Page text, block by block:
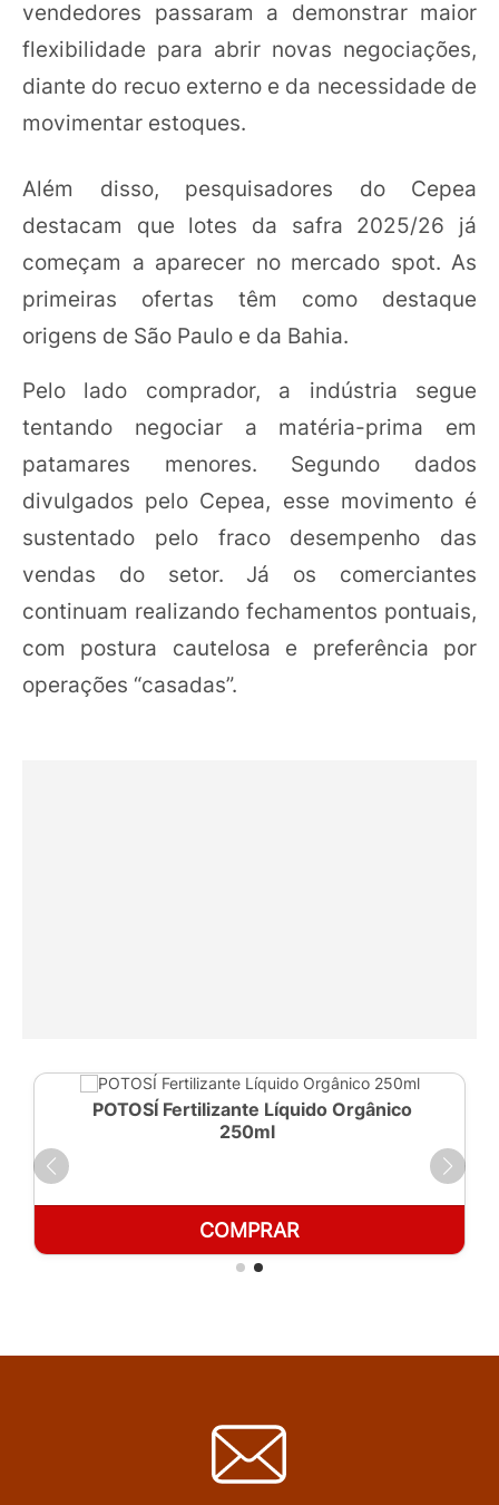
vendedores passaram a demonstrar maior
flexibilidade para abrir novas negociações,
diante do recuo externo e da necessidade de
movimentar estoques.
Além disso, pesquisadores do Cepea
destacam que lotes da safra 2025/26 já
começam a aparecer no mercado spot. As
primeiras ofertas têm como destaque
origens de São Paulo e da Bahia.
Pelo lado comprador, a indústria segue
tentando negociar a matéria-prima em
patamares menores. Segundo dados
divulgados pelo Cepea, esse movimento é
sustentado pelo fraco desempenho das
vendas do setor. Já os comerciantes
continuam realizando fechamentos pontuais,
com postura cautelosa e preferência por
operações “casadas”.
POTOSÍ Fertilizante Líquido Orgânico
250ml
COMPRAR